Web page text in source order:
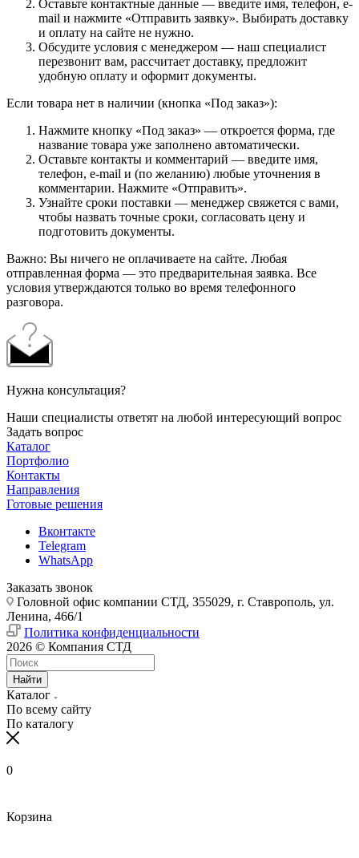
Оставьте контактные данные — введите имя, телефон, e-
mail и нажмите «Отправить заявку». Выбирать доставку
и оплату на сайте не нужно.
Обсудите условия с менеджером — наш специалист
перезвонит вам, рассчитает доставку, предложит
удобную оплату и оформит документы.
Если товара нет в наличии (кнопка «Под заказ»):
Нажмите кнопку «Под заказ» — откроется форма, где
название товара уже заполнено автоматически.
Оставьте контакты и комментарий — введите имя,
телефон, e-mail и (по желанию) любые уточнения в
комментарии. Нажмите «Отправить».
Узнайте сроки поставки — менеджер свяжется с вами,
чтобы назвать точные сроки, согласовать цену и
подготовить документы.
Важно: Вы ничего не оплачиваете на сайте. Любая
отправленная форма — это предварительная заявка. Все
условия утверждаются только во время телефонного
разговора.
Нужна консультация?
Наши специалисты ответят на любой интересующий вопрос
Задать вопрос
Каталог
Портфолио
Контакты
Направления
Готовые решения
Вконтакте
Telegram
WhatsApp
Заказать звонок
Головной офис компании СТД, 355029, г. Ставрополь, ул.
Ленина, 466/1
Политика конфиденциальности
2026 © Компания СТД
Найти
Каталог
По всему сайту
По каталогу
0
Корзина